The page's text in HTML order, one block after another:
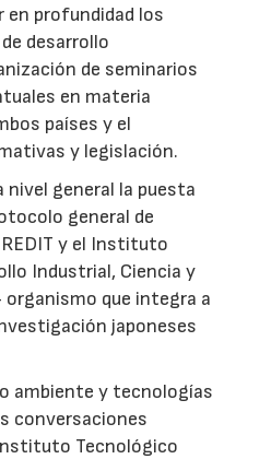
en profundidad los
desarrollo
de seminarios
en materia
países y el
y legislación.
nivel general la puesta
general de
y el Instituto
Industrial, Ciencia y
organismo que integra a
japoneses
ambiente y tecnologías
conversaciones
Tecnológico